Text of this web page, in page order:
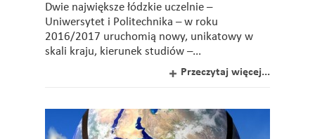
Dwie największe łódzkie uczelnie –
Uniwersytet i Politechnika – w roku
2016/2017 uruchomią nowy, unikatowy w
skali kraju, kierunek studiów –...
Przeczytaj więcej...